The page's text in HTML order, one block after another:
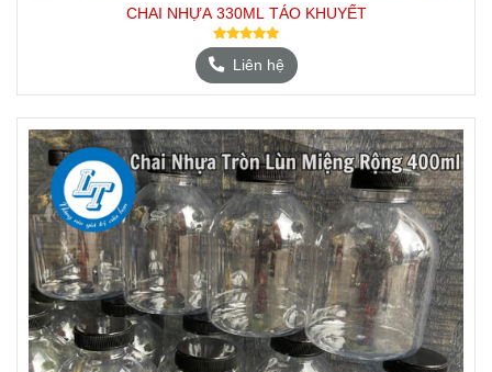
CHAI NHỰA 330ML TÁO KHUYẾT
Liên hệ